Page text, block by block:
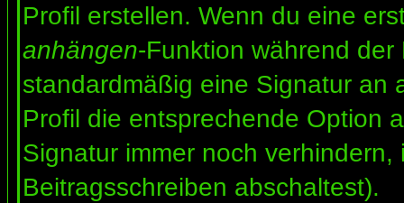
Profil erstellen. Wenn du eine
anhängen-Funktion während
standardmäßig eine Signatur an
Profil die entsprechende Option
Signatur immer noch
Beitragsschreiben abschaltest).